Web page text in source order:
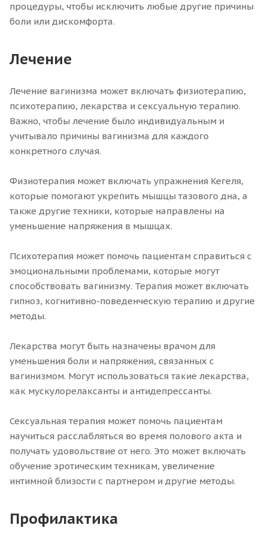
процедуры, чтобы исключить любые другие причины
боли или дискомфорта.
Лечение
Лечение вагинизма может включать физиотерапию,
психотерапию, лекарства и сексуальную терапию.
Важно, чтобы лечение было индивидуальным и
учитывало причины вагинизма для каждого
конкретного случая.
Физиотерапия может включать упражнения Кегеля,
которые помогают укрепить мышцы тазового дна, а
также другие техники, которые направлены на
уменьшение напряжения в мышцах.
Психотерапия может помочь пациентам справиться с
эмоциональными проблемами, которые могут
способствовать вагинизму. Терапия может включать
гипноз, когнитивно-поведенческую терапию и другие
методы.
Лекарства могут быть назначены врачом для
уменьшения боли и напряжения, связанных с
вагинизмом. Могут использоваться такие лекарства,
как мускулорелаксанты и антидепрессанты.
Сексуальная терапия может помочь пациентам
научиться расслабляться во время полового акта и
получать удовольствие от него. Это может включать
обучение эротическим техникам, увеличение
интимной близости с партнером и другие методы.
Профилактика